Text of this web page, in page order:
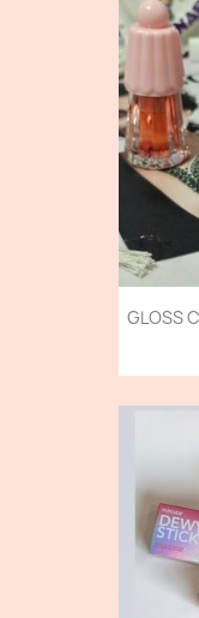
GLOSS